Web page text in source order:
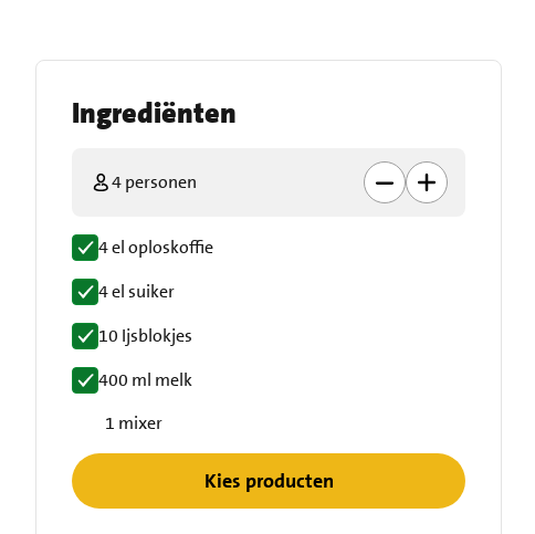
Ingrediënten
4 personen
4 el oploskoffie
4 el suiker
10 Ijsblokjes
400 ml melk
1 mixer
Kies producten